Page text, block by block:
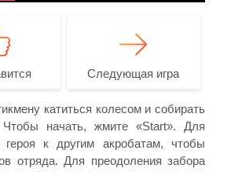
Следующая игра
катиться колесом и собирать
Чтобы начать, жмите «Start». Для
к другим акробатам, чтобы
отряда. Для преодоления забора